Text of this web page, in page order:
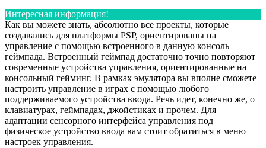
Интересная информация!
Как вы можете знать, абсолютно все проекты, которые
создавались для платформы PSP, ориентированы на
управление с помощью встроенного в данную консоль
геймпада. Встроенный геймпад достаточно точно повторяют
современные устройства управления, ориентированные на
консольный гейминг. В рамках эмулятора вы вполне сможете
настроить управление в играх с помощью любого
поддерживаемого устройства ввода. Речь идет, конечно же, о
клавиатурах, геймпадах, джойстиках и прочем. Для
адаптации сенсорного интерфейса управления под
физическое устройство ввода вам стоит обратиться в меню
настроек управления.